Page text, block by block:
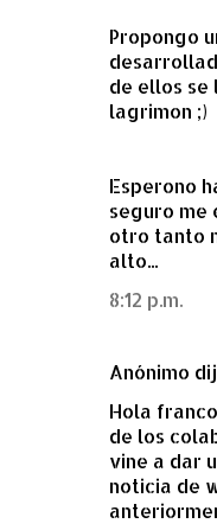
Propongo
de ellos se
lagrimon ;)
Esperono
seguro me
otro tanto
alto...
8:12 p.m.
Anónimo
Hola
de los
vine a dar
noticia de